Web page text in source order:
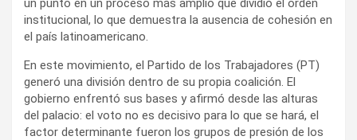
un punto en un proceso más amplio que dividió el orden
institucional, lo que demuestra la ausencia de cohesión en
el país latinoamericano.
En este movimiento, el Partido de los Trabajadores (PT)
generó una división dentro de su propia coalición. El
gobierno enfrentó sus bases y afirmó desde las alturas
del palacio: el voto no es decisivo para lo que se hará, el
factor determinante fueron los grupos de presión de los